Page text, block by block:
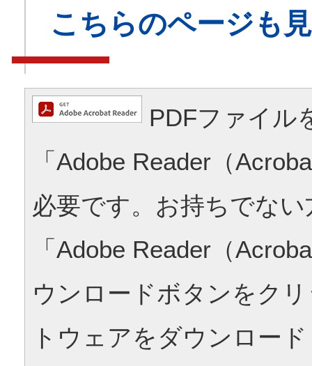
こちらのページも
PDFファイル
「Adobe Reader（
必要です。お持ちでな
「Adobe Reader（
ウンロードボタンをク
トウェアをダウンロー